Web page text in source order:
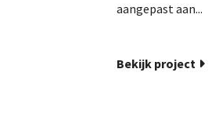
aangepast aan...
Bekijk project